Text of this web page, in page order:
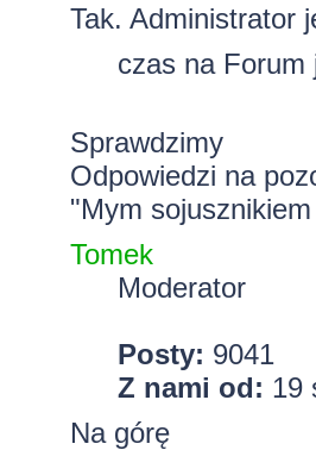
Tak. Administrator
czas na Forum
Sprawdzimy
Odpowiedzi na
"Mym
Tomek
Moderator
Posty: 9041
Z nami od: 19
Na górę